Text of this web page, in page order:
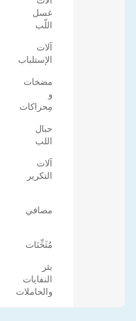
غسل
اللّب
آلات
الإستلباب
مضخات
و
مِحراكات
حبال
اللب
آلات
التكرير
مصافي
مُثَخِّنَات
بئر
النفايات
والحاملات